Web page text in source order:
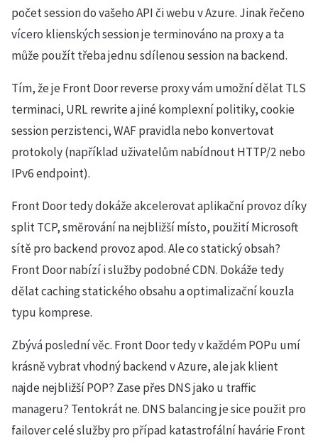
počet session do vašeho API či webu v Azure. Jinak řečeno
vícero klienských session je terminováno na proxy a ta
může použít třeba jednu sdílenou session na backend.
Tím, že je Front Door reverse proxy vám umožní dělat TLS
terminaci, URL rewrite a jiné komplexní politiky, cookie
session perzistenci, WAF pravidla nebo konvertovat
protokoly (například uživatelům nabídnout HTTP/2 nebo
IPv6 endpoint).
Front Door tedy dokáže akcelerovat aplikační provoz díky
split TCP, směrování na nejbližší místo, použití Microsoft
sítě pro backend provoz apod. Ale co statický obsah?
Front Door nabízí i služby podobné CDN. Dokáže tedy
dělat caching statického obsahu a optimalizační kouzla
typu komprese.
Zbývá poslední věc. Front Door tedy v každém POPu umí
krásně vybrat vhodný backend v Azure, ale jak klient
najde nejbližší POP? Zase přes DNS jako u traffic
manageru? Tentokrát ne. DNS balancing je sice použit pro
failover celé služby pro případ katastrofální havárie Front